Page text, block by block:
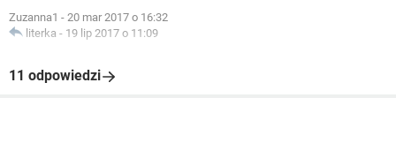
Zuzanna1 - 20 mar 2017 o 16:32
literka - 19 lip 2017 o 11:09
11 odpowiedzi